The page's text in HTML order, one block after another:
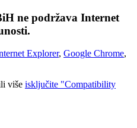
ne podržava Internet
Explorer, Google Chrome,
više isključite "Compatibility